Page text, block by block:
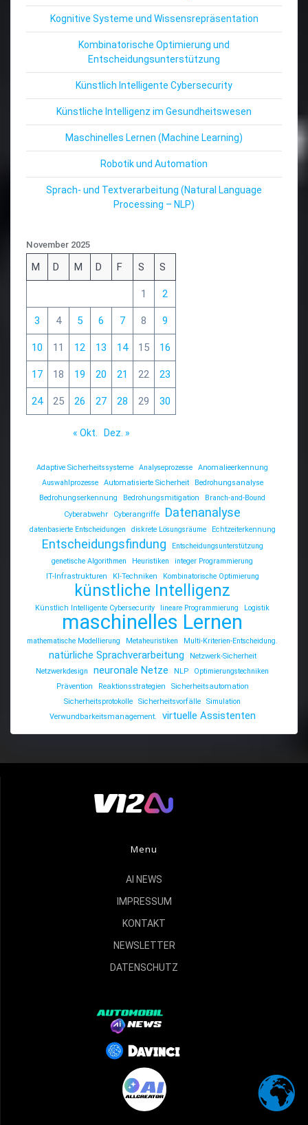
Kognitive Systeme und Wissensrepräsentation
Kombinatorische Optimierung und
Entscheidungsunterstützung
Künstlich Intelligente Cybersecurity
Künstliche Intelligenz im Gesundheitswesen
Maschinelles Lernen (Machine Learning)
Robotik und Automation
Sprach- und Textverarbeitung (Natural Language
Processing – NLP)
November 2025
M D M D F S S
1 2
3 4 5 6 7 8 9
10 11 12 13 14 15 16
17 18 19 20 21 22 23
24 25 26 27 28 29 30
« Okt. Dez. »
Adaptive Sicherheitssysteme Analyseprozesse
Anomalieerkennung
Auswahlprozesse
Automatisierte Sicherheit
Bedrohungsanalyse
Bedrohungserkennung
Bedrohungsmitigation
Branch-and-Bound
Cyberabwehr
Cyberangriffe Datenanalyse
datenbasierte Entscheidungen diskrete Lösungsräume Echtzeiterkennung
Entscheidungsfindung
Entscheidungsunterstützung
genetische Algorithmen
Heuristiken
integer Programmierung
IT-Infrastrukturen
KI-Techniken Kombinatorische Optimierung
künstliche Intelligenz
Künstlich Intelligente Cybersecurity lineare Programmierung Logistik
maschinelles Lernen
mathematische Modellierung Metaheuristiken Multi-Kriterien-Entscheidung.
natürliche Sprachverarbeitung
Netzwerk-Sicherheit
Netzwerkdesign
neuronale Netze NLP
Optimierungstechniken
Prävention
Reaktionsstrategien
Sicherheitsautomation
Sicherheitsprotokolle
Sicherheitsvorfälle
Simulation
Verwundbarkeitsmanagement.
virtuelle Assistenten
Menu
AI NEWS
IMPRESSUM
KONTAKT
NEWSLETTER
DATENSCHUTZ